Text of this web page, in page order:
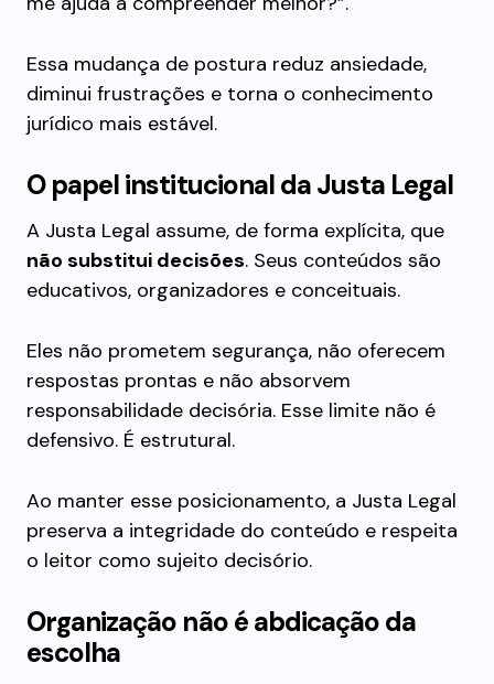
Essa mudança de postura reduz ansiedade,
diminui frustrações e torna o conhecimento
jurídico mais estável.
O papel institucional da Justa Legal
A Justa Legal assume, de forma explícita, que
não substitui decisões. Seus conteúdos são
educativos, organizadores e conceituais.
Eles não prometem segurança, não oferecem
respostas prontas e não absorvem
responsabilidade decisória. Esse limite não é
defensivo. É estrutural.
Ao manter esse posicionamento, a Justa Legal
preserva a integridade do conteúdo e respeita
o leitor como sujeito decisório.
Organização não é abdicação da
escolha